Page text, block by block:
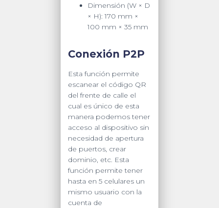
Dimensión (W × D
× H): 170 mm ×
100 mm × 35 mm
Conexión P2P
Esta función permite
escanear el código QR
del frente de calle el
cual es único de esta
manera podemos tener
acceso al dispositivo sin
necesidad de apertura
de puertos, crear
dominio, etc. Esta
función permite tener
hasta en 5 celulares un
mismo usuario con la
cuenta de